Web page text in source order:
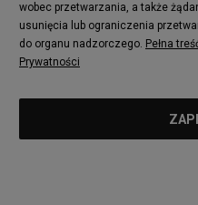
wobec przetwarzania, a także
usunięcia lub ograniczenia
do organu nadzorczego. Pełna
Prywatności